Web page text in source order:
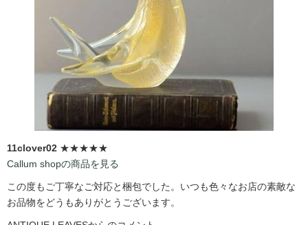
11clover02 ★★★★★
Callum shopの商品を見る
この度もご丁寧なご対応と梱包でした。いつも色々なお店の素敵な
お品物をどうもありがとうございます。